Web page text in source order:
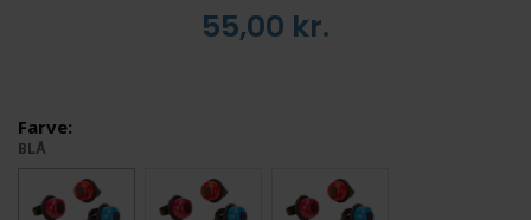
55,00 kr.
Farve:
BLÅ